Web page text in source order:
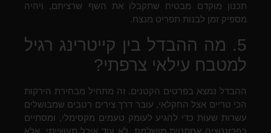
תכנון מוקדם מבטיח שתקבלו את השף שרציתם, ויהיה
מספיק זמן לבנות תפריט מנצח.
5. מה ההבדל בין קייטרינג רגיל
למטבח עילאי צרפתי?
ההבדל נמצא בפרטים הקטנים. זה מתחיל מבחירת הירקות
הכי טריים אצל החקלאי, עובר דרך צירים רטבים שמבושלים
עשרות שעות כדי להגיע לעומק טעמים מקסימלי, ומסתיים
בפרזנטציה אסתטית מושלמת. לא עוד אוכל תעשייתי, אלא